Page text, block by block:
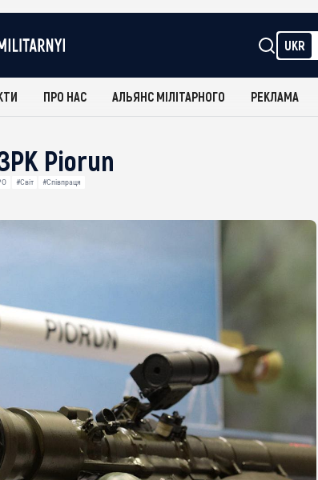
UKR
ПРО НАС АЛЬЯНС МІЛІТАРНОГО РЕКЛАМА
Piorun
#Світ #Співпраця